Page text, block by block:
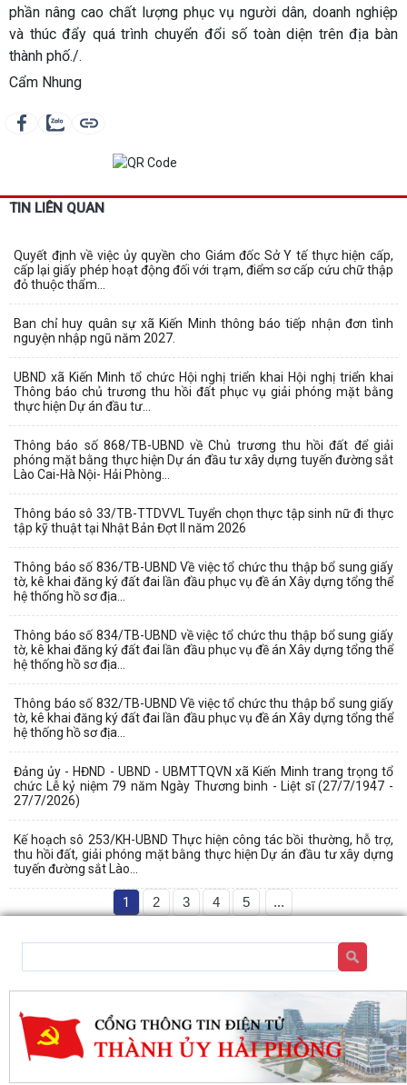
phần nâng cao chất lượng phục vụ người dân, doanh nghiệp
và thúc đẩy quá trình chuyển đổi số toàn diện trên địa bàn
thành phố./.
Cẩm Nhung
TIN LIÊN QUAN
Quyết định về việc ủy quyền cho Giám đốc Sở Y tế thực hiện cấp,
cấp lại giấy phép hoạt động đối với trạm, điểm sơ cấp cứu chữ thập
đỏ thuộc thẩm...
Ban chỉ huy quân sự xã Kiến Minh thông báo tiếp nhận đơn tình
nguyện nhập ngũ năm 2027.
UBND xã Kiến Minh tổ chức Hội nghị triển khai Hội nghị triển khai
Thông báo chủ trương thu hồi đất phục vụ giải phóng mặt bằng
thực hiện Dự án đầu tư...
Thông báo số 868/TB-UBND về Chủ trương thu hồi đất để giải
phóng mặt bằng thực hiện Dự án đầu tư xây dựng tuyến đường sắt
Lào Cai-Hà Nội- Hải Phòng...
Thông báo sô 33/TB-TTDVVL Tuyển chọn thực tập sinh nữ đi thực
tập kỹ thuật tại Nhật Bản Đợt II năm 2026
Thông báo số 836/TB-UBND Về việc tổ chức thu thập bổ sung giấy
tờ, kê khai đăng ký đất đai lần đầu phục vụ đề án Xây dựng tổng thể
hệ thống hồ sơ địa...
Thông báo số 834/TB-UBND về việc tổ chức thu thập bổ sung giấy
tờ, kê khai đăng ký đất đai lần đầu phục vụ đề án Xây dựng tổng thể
hệ thống hồ sơ địa...
Thông báo số 832/TB-UBND Về việc tổ chức thu thập bổ sung giấy
tờ, kê khai đăng ký đất đai lần đầu phục vụ đề án Xây dựng tổng thể
hệ thống hồ sơ địa...
Đảng ủy - HĐND - UBND - UBMTTQVN xã Kiến Minh trang trọng tổ
chức Lễ kỷ niệm 79 năm Ngày Thương binh - Liệt sĩ (27/7/1947 -
27/7/2026)
Kế hoạch sô 253/KH-UBND Thực hiện công tác bồi thường, hỗ trợ,
thu hồi đất, giải phóng mặt bằng thực hiện Dự án đầu tư xây dựng
tuyến đường sắt Lào...
1 2 3 4 5 ...